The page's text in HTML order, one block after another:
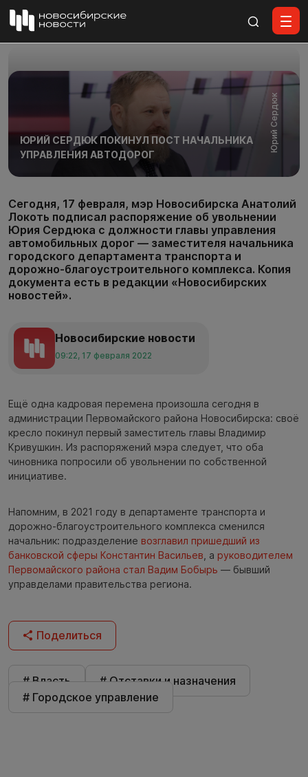
Юрий Сердюк
ЮРИЙ СЕРДЮК ПОКИНУЛ ПОСТ НАЧАЛЬНИКА
УПРАВЛЕНИЯ АВТОДОРОГ
Сегодня, 17 февраля, мэр Новосибирска Анатолий
Локоть подписал распоряжение об увольнении
Юрия Сердюка с должности главы управления
автомобильных дорог — заместителя начальника
городского департамента транспорта и
дорожно-благоустроительного комплекса. Копия
документа есть в редакции «Новосибирских
новостей».
Новосибирские новости
09:22, 17 февраля 2022
Ещё одна кадровая перемена произошла сегодня в
администрации Первомайского района Новосибирска: своё
кресло покинул первый заместитель главы Владимир
Кривушкин. Из распоряжений мэра следует, что оба
чиновника попросили об увольнении по собственной
инициативе.
Напомним, в 2021 году в департаменте транспорта и
дорожно-благоустроительного комплекса сменился
начальник: подразделение возглавил пришедший из
банковской сферы Константин Васильев , а руководителем
Первомайского района стал Вадим Бобырь — бывший
управделами правительства региона.
Поделиться
# Власть
# Отставки и назначения
# Городское управление